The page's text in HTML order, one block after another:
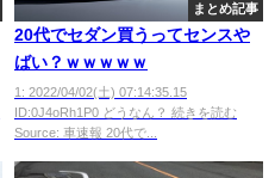
まとめ記事
20代でセダン買うってセンスや
ばい？ｗｗｗｗｗ
1: 2022/04/02(土) 07:14:35.15
ID:0J4oRh1P0 どうなん？ 続きを読む
Source: 車速報 20代で...